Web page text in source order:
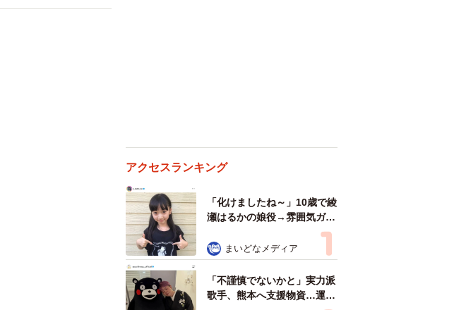
アクセスランキング
「化けましたね～」10歳で綾
瀬はるかの娘役→雰囲気ガラ
リの18歳に成長 「メイクで
雰囲気が」「宝塚に入れそ
う」
まいどなメディア
「不謹慎でないかと」実力派
歌手、熊本へ支援物資…運搬